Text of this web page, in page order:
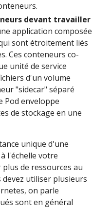
devant travailler
application composée
sont étroitement liés
Ces conteneurs co-
unité de service
d'un volume
"sidecar" séparé
Pod enveloppe
de stockage en une
unique d'une
l'échelle votre
de ressources au
utiliser plusieurs
on parle
sont en général